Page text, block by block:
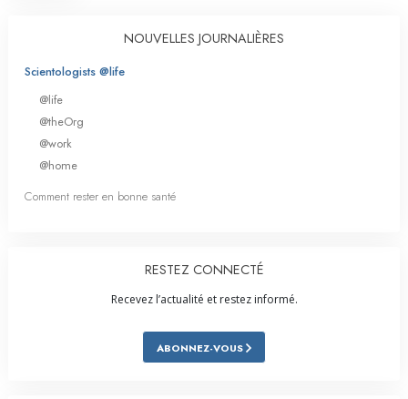
NOUVELLES JOURNALIÈRES
Scientologists @life
@life
@theOrg
@work
@home
Comment rester en bonne santé
RESTEZ CONNECTÉ
Recevez l’actualité et restez informé.
ABONNEZ-VOUS